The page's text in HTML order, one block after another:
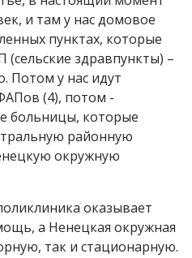
и там у нас домовое
пунктах, которые
здравпункты) –
Потом у нас идут
(4), потом -
больницы, которые
районную
окружную
оказывает
а Ненецкая окружная
так и стационарную.